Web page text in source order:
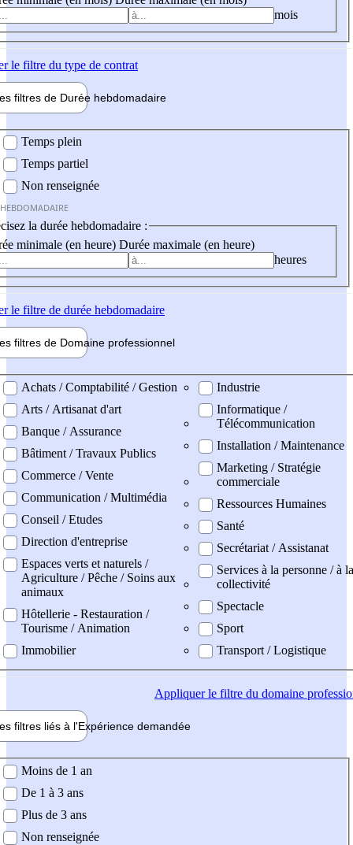
mois
le filtre du type de contrat
filtres de Durée hebdomadaire
Temps plein
Temps partiel
Non renseignée
la durée hebdomadaire :
minimale (en heure) Durée maximale (en heure)
heures
le filtre de durée hebdomadaire
filtres de Domaine professionnel
professionel
Achats / Comptabilité / Gestion
Arts / Artisanat d'art
Banque / Assurance
Bâtiment / Travaux Publics
Commerce / Vente
Communication / Multimédia
Conseil / Etudes
Direction d'entreprise
Espaces verts et naturels /
Agriculture / Pêche / Soins aux
animaux
Hôtellerie - Restauration /
Tourisme / Animation
Immobilier
Industrie
Informatique /
Télécommunication
Installation / Maintenance
Marketing / Stratégie
commerciale
Ressources Humaines
Santé
Secrétariat / Assistanat
Services à la personne / à la
collectivité
Spectacle
Sport
Transport / Logistique
Appliquerle filtre du domaine
filtres liés à l'Expérience demandée
demandée
Moins de 1 an
De 1 à 3 ans
Plus de 3 ans
Non renseignée